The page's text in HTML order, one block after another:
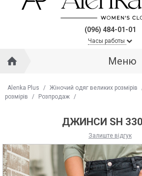
(096) 484-01-01
Часы работы
Меню
Alenka Plus / Жіночий одяг великих розмірів
розмірів
/ Розпродаж /
ДЖИНСИ SH
Залиште відгук